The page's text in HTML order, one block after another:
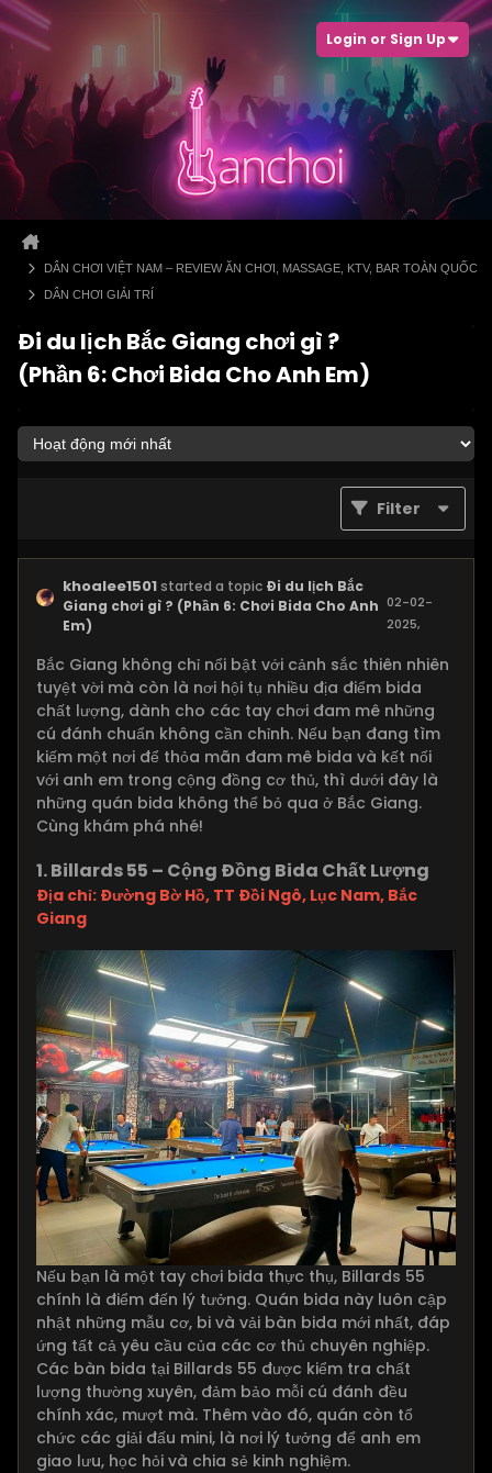
Login or Sign Up
DÂN CHƠI VIỆT NAM – REVIEW ĂN CHƠI, MASSAGE, KTV, BAR TOÀN QUỐC
DÂN CHƠI GIẢI TRÍ
Đi du lịch Bắc Giang chơi gì ?
(Phần 6: Chơi Bida Cho Anh Em)
Filter
khoalee1501started a topic Đi du lịch Bắc
Giang chơi gì ? (Phần 6: Chơi Bida Cho Anh
Em)
02-02-
2025,
Bắc Giang không chỉ nổi bật với cảnh sắc thiên nhiên
tuyệt vời mà còn là nơi hội tụ nhiều địa điểm bida
chất lượng, dành cho các tay chơi đam mê những
cú đánh chuẩn không cần chỉnh. Nếu bạn đang tìm
kiếm một nơi để thỏa mãn đam mê bida và kết nối
với anh em trong cộng đồng cơ thủ, thì dưới đây là
những quán bida không thể bỏ qua ở Bắc Giang.
Cùng khám phá nhé!
1. Billards 55 – Cộng Đồng Bida Chất Lượng
Địa chỉ: Đường Bờ Hồ, TT Đồi Ngô, Lục Nam, Bắc
Giang
Nếu bạn là một tay chơi bida thực thụ, Billards 55
chính là điểm đến lý tưởng. Quán bida này luôn cập
nhật những mẫu cơ, bi và vải bàn bida mới nhất, đáp
ứng tất cả yêu cầu của các cơ thủ chuyên nghiệp.
Các bàn bida tại Billards 55 được kiểm tra chất
lượng thường xuyên, đảm bảo mỗi cú đánh đều
chính xác, mượt mà. Thêm vào đó, quán còn tổ
chức các giải đấu mini, là nơi lý tưởng để anh em
giao lưu, học hỏi và chia sẻ kinh nghiệm.